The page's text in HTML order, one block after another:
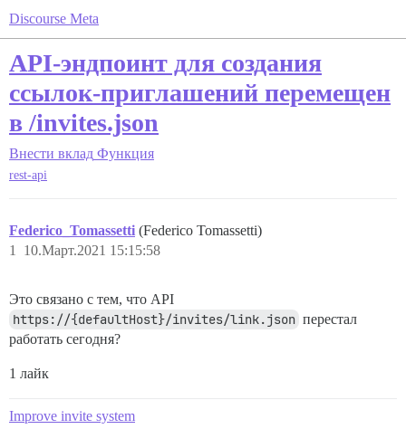
Discourse Meta
API-эндпоинт для создания
ссылок-приглашений перемещен
в /invites.json
Внести вклад Функция
rest-api
Federico_Tomassetti (Federico Tomassetti)
10.Март.2021 15:15:58
1
Это связано с тем, что API
https://{defaultHost}/invites/link.json перестал
работать сегодня?
1 лайк
Improve invite system